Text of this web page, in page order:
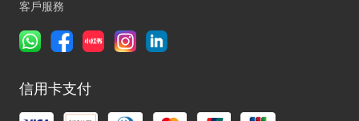
客戶服務
信用卡支付